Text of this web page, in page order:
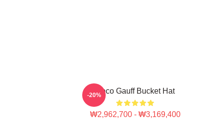
Coco Gauff Bucket Hat
₩2,962,700 - ₩3,169,400
-20%